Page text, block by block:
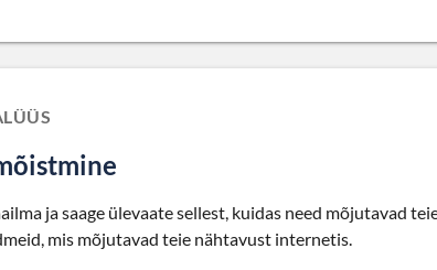
ja saage ülevaate sellest, kuidas need mõjutavad
mis mõjutavad teie nähtavust internetis.